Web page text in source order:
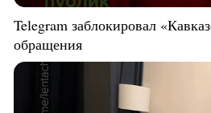
Telegram заблокировал
обращения